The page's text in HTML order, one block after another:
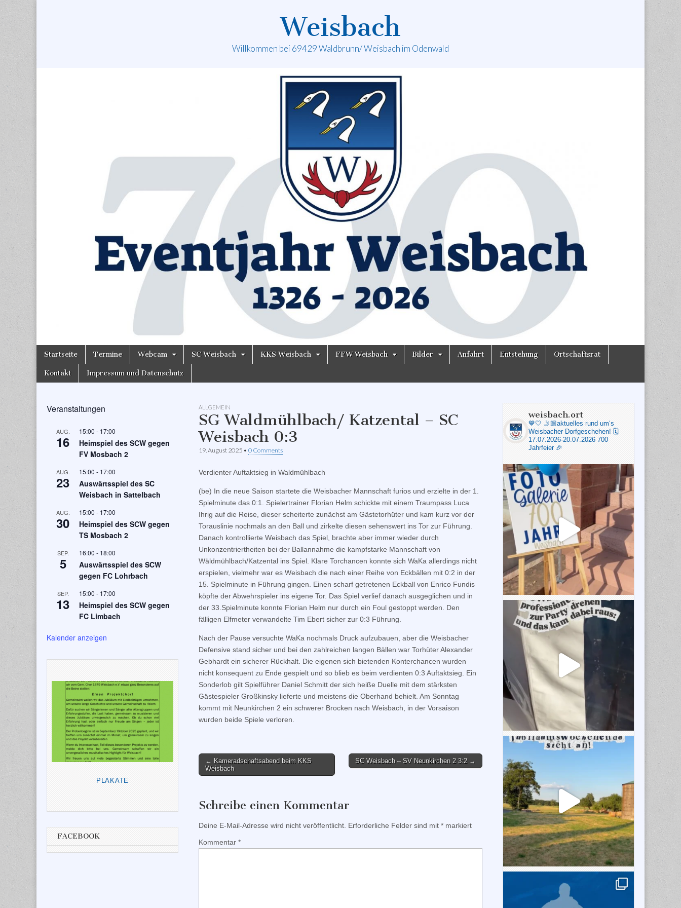
Weisbach
Willkommen bei 69429 Waldbrunn/ Weisbach im Odenwald
Main
Skip
content
Startseite Termine Webcam SC Weisbach KKS Weisbach FFW Weisbach Bilder Anfahrt Entstehung Ortschaftsrat
Kontakt Impressum und Datenschutz
ALLGEMEIN
SG Waldmühlbach/ Katzental – SC
Weisbach 0:3
19. August 2025 • 0 Comments
Verdienter Auftaktsieg in Waldmühlbach
(be) In die neue Saison startete die Weisbacher Mannschaft furios und erzielte in der 1.
Spielminute das 0:1. Spielertrainer Florian Helm schickte mit einem Traumpass Luca
Ihrig auf die Reise, dieser scheiterte zunächst am Gästetorhüter und kam kurz vor der
Torauslinie nochmals an den Ball und zirkelte diesen sehenswert ins Tor zur Führung.
Danach kontrollierte Weisbach das Spiel, brachte aber immer wieder durch
Unkonzentriertheiten bei der Ballannahme die kampfstarke Mannschaft von
Wäldmühlbach/Katzental ins Spiel. Klare Torchancen konnte sich WaKa allerdings nicht
erspielen, vielmehr war es Weisbach die nach einer Reihe von Eckbällen mit 0:2 in der
15. Spielminute in Führung gingen. Einen scharf getretenen Eckball von Enrico Fundis
köpfte der Abwehrspieler ins eigene Tor. Das Spiel verlief danach ausgeglichen und in
der 33.Spielminute konnte Florian Helm nur durch ein Foul gestoppt werden. Den
fälligen Elfmeter verwandelte Tim Ebert sicher zur 0:3 Führung.
Nach der Pause versuchte WaKa nochmals Druck aufzubauen, aber die Weisbacher
Defensive stand sicher und bei den zahlreichen langen Bällen war Torhüter Alexander
Gebhardt ein sicherer Rückhalt. Die eigenen sich bietenden Konterchancen wurden
nicht konsequent zu Ende gespielt und so blieb es beim verdienten 0:3 Auftaktsieg. Ein
Sonderlob gilt Spielführer Daniel Schmitt der sich heiße Duelle mit dem stärksten
Gästespieler Großkinsky lieferte und meistens die Oberhand behielt. Am Sonntag
kommt mit Neunkirchen 2 ein schwerer Brocken nach Weisbach, in der Vorsaison
wurden beide Spiele verloren.
Post
navigation
← Kameradschaftsabend beim KKS
Weisbach
SC Weisbach – SV Neunkirchen 2 3:2 →
Schreibe einen Kommentar
Deine E-Mail-Adresse wird nicht veröffentlicht. Erforderliche Felder sind mit * markiert
Kommentar *
Veranstaltungen
AUG.
16
15:00 - 17:00
Heimspiel des SCW gegen
FV Mosbach 2
AUG.
23
15:00 - 17:00
Auswärtsspiel des SC
Weisbach in Sattelbach
AUG.
30
15:00 - 17:00
Heimspiel des SCW gegen
TS Mosbach 2
SEP.
5
16:00 - 18:00
Auswärtsspiel des SCW
gegen FC Lohrbach
SEP.
13
15:00 - 17:00
Heimspiel des SCW gegen
FC Limbach
Kalender anzeigen
PLAKATE
FACEBOOK
weisbach.ort
💙🤍 🤳🏼aktuelles rund um‘s
Weisbacher Dorfgeschehen! 🗓️
17.07.2026-20.07.2026 700
Jahrfeier 🎉